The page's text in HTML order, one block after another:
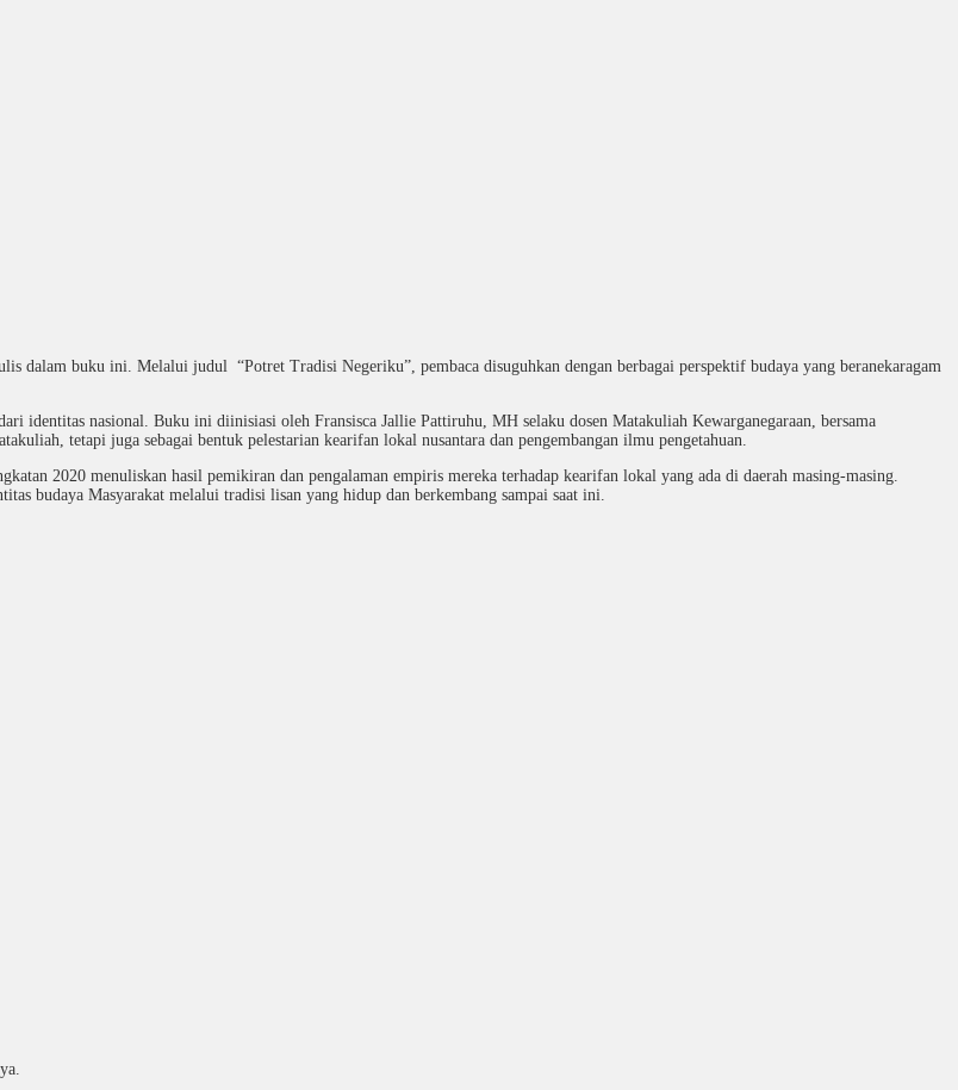
dalam buku ini. Melalui judul “Potret Tradisi Negeriku”, pembaca disuguhkan dengan berbagai perspektif budaya yang beranekaragam
identitas nasional. Buku ini diinisiasi oleh Fransisca Jallie Pattiruhu, MH selaku dosen Matakuliah Kewarganegaraan, bersama
tetapi juga sebagai bentuk pelestarian kearifan lokal nusantara dan pengembangan ilmu pengetahuan.
2020 menuliskan hasil pemikiran dan pengalaman empiris mereka terhadap kearifan lokal yang ada di daerah masing-masing.
budaya Masyarakat melalui tradisi lisan yang hidup dan berkembang sampai saat ini.